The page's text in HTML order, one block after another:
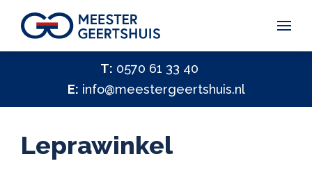
Vakantiegeld Samen Delen 2026
Hulp nodig?
Help ons helpen
T: 0570 61 33 40
E: info@meestergeertshuis.nl
Leprawinkel